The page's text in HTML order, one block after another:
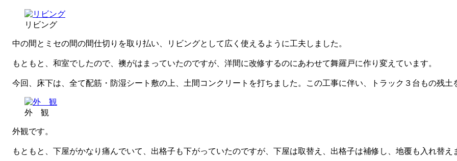
リビング
中の間とミセの間の間仕切りを取り払い、リビングとして広く使えるように工夫しました。
もともと、和室でしたので、襖がはまっていたのですが、洋間に改修するのにあわせて舞羅戸に作り変えています。
今回、床下は、全て配筋・防湿シート敷の上、土間コンクリートを打ちました。この工事に伴い、トラック３台もの残土
外 観
外観です。
もともと、下屋がかなり痛んでいて、出格子も下がっていたのですが、下屋は取替え、出格子は補修し、地覆も入れ替え